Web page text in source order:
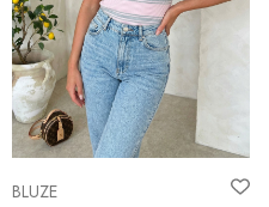
BLUZE